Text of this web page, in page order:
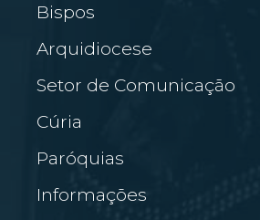
Bispos
Arquidiocese
Setor de Comunicação
Cúria
Paróquias
Informações